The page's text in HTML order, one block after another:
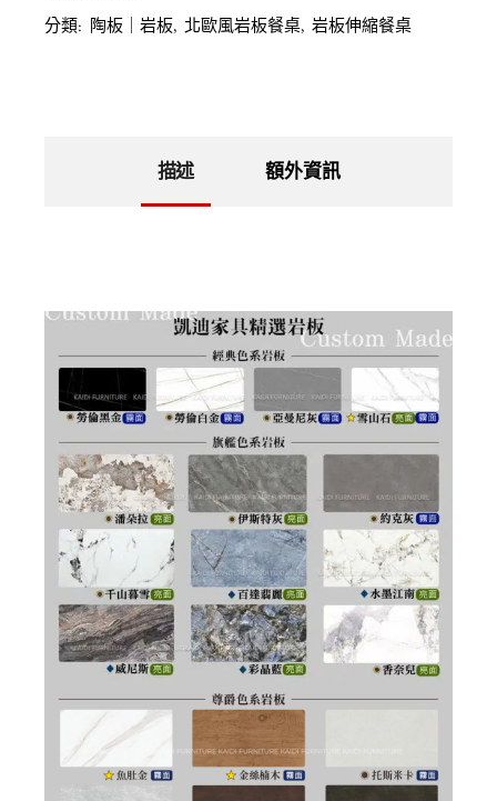
分類: 陶板｜岩板, 北歐風岩板餐桌, 岩板伸縮餐桌
描述 額外資訊